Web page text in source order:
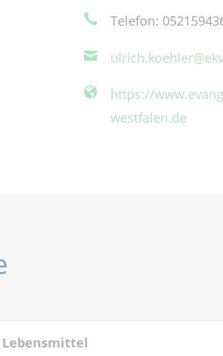
Telefon:
https://
westfalen.de
Lebensmittel